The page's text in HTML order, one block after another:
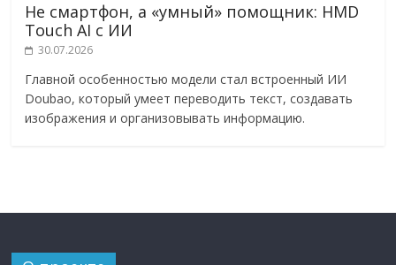
Не смартфон, а «умный» помощник: HMD
Touch AI с ИИ
30.07.2026
Главной особенностью модели стал встроенный ИИ
Doubao, который умеет переводить текст, создавать
изображения и организовывать информацию.